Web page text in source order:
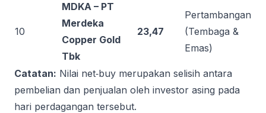
10
MDKA – PT
Merdeka
Copper Gold
Tbk
23,47
Pertambangan
(Tembaga &
Emas)
Catatan: Nilai net‑buy merupakan selisih antara
pembelian dan penjualan oleh investor asing pada
hari perdagangan tersebut.